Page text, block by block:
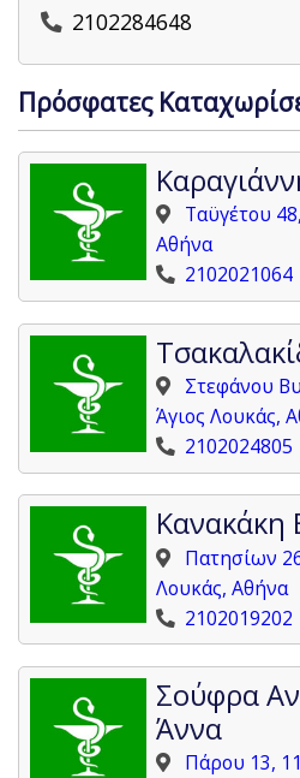
2102284648
Πρόσφατες
Ταϋγέτου
Αθήνα
2102021064
Στεφάνου
Άγιος Λουκάς,
2102024805
Κανακάκη
Πατησίων
Λουκάς, Αθήνα
2102019202
Σούφρα
Άννα
Πάρου 13,